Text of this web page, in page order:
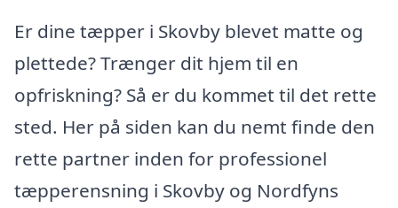
Er dine tæpper i Skovby blevet matte og
plettede? Trænger dit hjem til en
opfriskning? Så er du kommet til det rette
sted. Her på siden kan du nemt finde den
rette partner inden for professionel
tæpperensning i Skovby og Nordfyns